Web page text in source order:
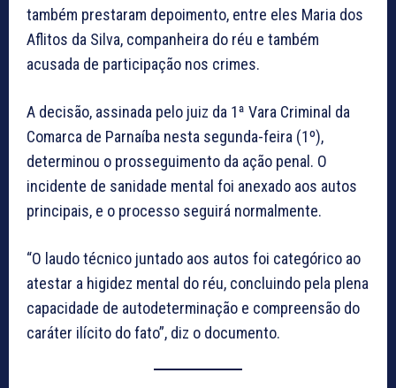
também prestaram depoimento, entre eles Maria dos
Aflitos da Silva, companheira do réu e também
acusada de participação nos crimes.
A decisão, assinada pelo juiz da 1ª Vara Criminal da
Comarca de Parnaíba nesta segunda-feira (1º),
determinou o prosseguimento da ação penal. O
incidente de sanidade mental foi anexado aos autos
principais, e o processo seguirá normalmente.
“O laudo técnico juntado aos autos foi categórico ao
atestar a higidez mental do réu, concluindo pela plena
capacidade de autodeterminação e compreensão do
caráter ilícito do fato”, diz o documento.